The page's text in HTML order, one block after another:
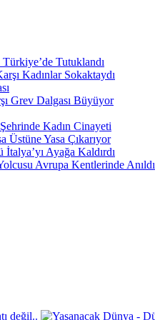
Tutuklandı
Kadınlar Sokaktaydı
Grev Dalgası Büyüyor
Kadın Cinayeti
Üstüne Yasa Çıkarıyor
Ayağa Kaldırdı
Avrupa Kentlerinde Anıldı